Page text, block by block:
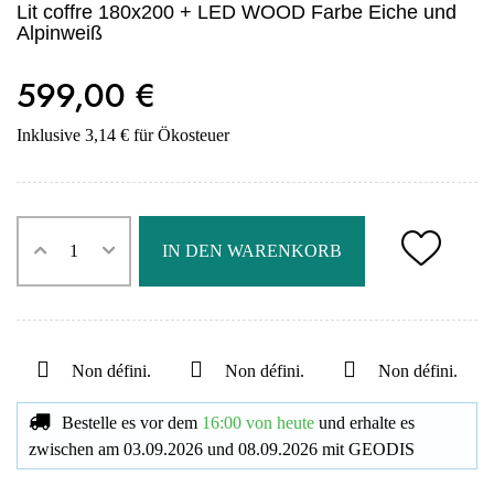
Lit coffre 180x200 + LED WOOD Farbe Eiche und
Alpinweiß
599,00 €
Inklusive 3,14 € für Ökosteuer
IN DEN WARENKORB
Non défini. Non défini. Non défini.
Bestelle es vor dem 16:00 von heute und erhalte es
zwischen am 03.09.2026 und 08.09.2026 mit GEODIS